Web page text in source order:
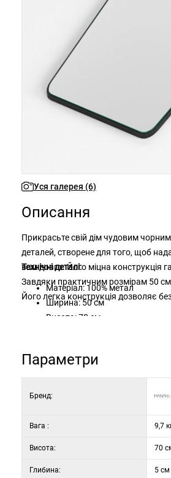
Уся галерея (6)
Описання
Прикрасьте свій дім чудовим
деталей, створене для того, щоб
вам довго. Його міцна конструкція
Завдяки практичним розмірам 50 см
Його легка конструкція дозволяє
Технічні деталі:
Матеріал: 100% метал
Ширина: 50 см
Висота: 70 см
Параметри
Бренд:
Вага : 9,7
Висота: 70
Глибина: 5 см